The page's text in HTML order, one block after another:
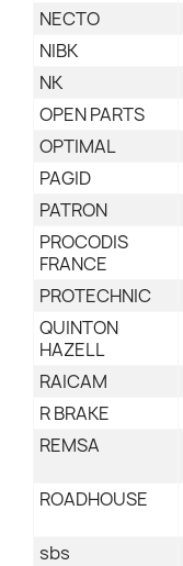
NECTO
NIBK
NK
OPEN PARTS
OPTIMAL
PAGID
PATRON
PROCODIS
FRANCE
PROTECHNIC
QUINTON
HAZELL
RAICAM
R BRAKE
REMSA
ROADHOUSE
sbs